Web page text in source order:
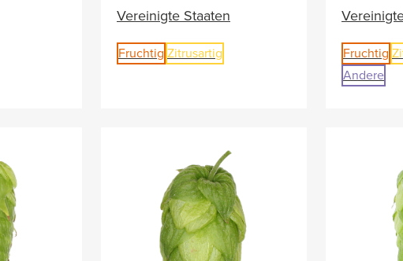
Vereinigte Staaten
Fruchtig Zitrusartig Fruchtig
Andere